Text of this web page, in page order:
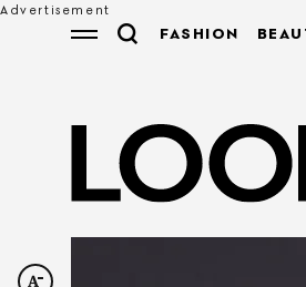
FASHION